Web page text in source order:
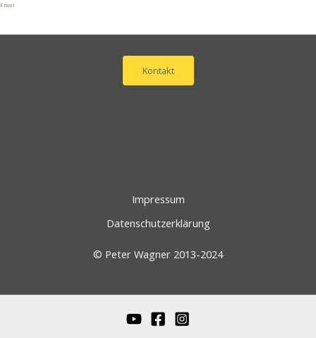
Email
Kontakt
Impressum
Datenschutzerklärung
© Peter Wagner 2013-2024